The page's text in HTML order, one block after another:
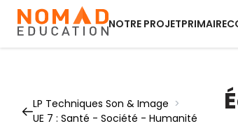
NOTRE PROJETPRIMAIRE
LP Techniques Son & Image >
UE 7 : Santé - Société - Humanité